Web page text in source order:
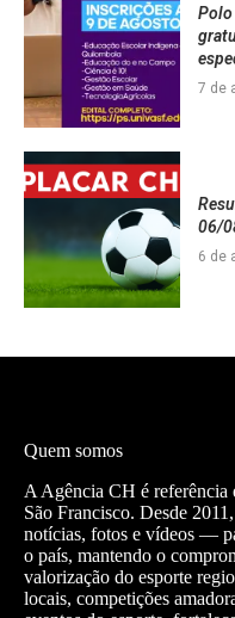
Polo
7 de
06/
6 de
Quem somos
A Agência CH é
São Francisco. Desde
notícias, fotos e vídeos —
o país, mantendo o
valorização do esporte
locais, competições